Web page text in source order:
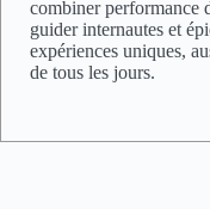
PRÉCÉDENT